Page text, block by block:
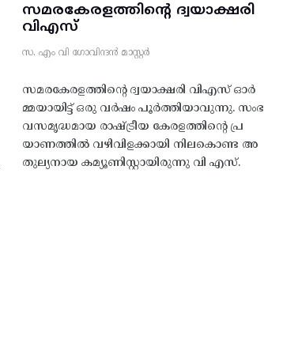
സമരകേരളത്തിൻ്റെ ദ്വയാക്ഷരി
വിഎസ്
സ. എം വി ഗോവിന്ദൻ മാസ്റ്റർ
സമരകേരളത്തിൻ്റെ ദ്വയാക്ഷരി വിഎസ് ഓർ
മ്മയായിട്ട് ഒരു വർഷം പൂർത്തിയാവുന്നു. സംഭ
വസമൃദ്ധമായ രാഷ്ട്രീയ കേരളത്തിന്റെ പ്ര
യാണത്തിൽ വഴിവിളക്കായി നിലകൊണ്ട അ
തുല്യനായ കമ്യൂണിസ്റ്റായിരുന്നു വി എസ്.